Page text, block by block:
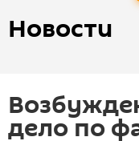
Новости
дело по